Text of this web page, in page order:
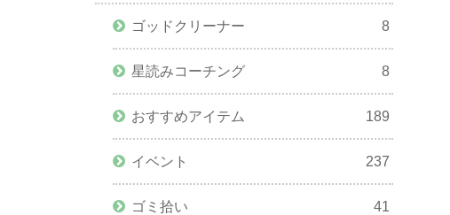
ゴッドクリーナー 8
星読みコーチング 8
おすすめアイテム 189
イベント 237
ゴミ拾い 41